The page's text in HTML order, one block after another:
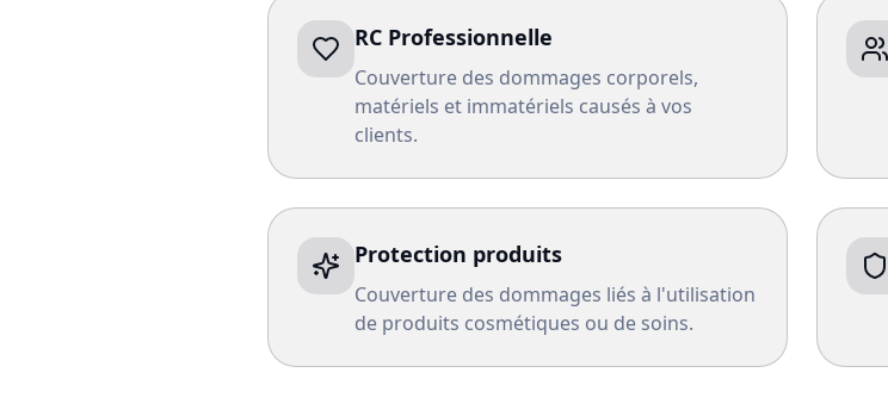
RC Professionnelle
Couverture des dommages corporels,
matériels et immatériels causés à vos
clients.
Protection produits
Couverture des dommages liés à l'utilisation
de produits cosmétiques ou de soins.